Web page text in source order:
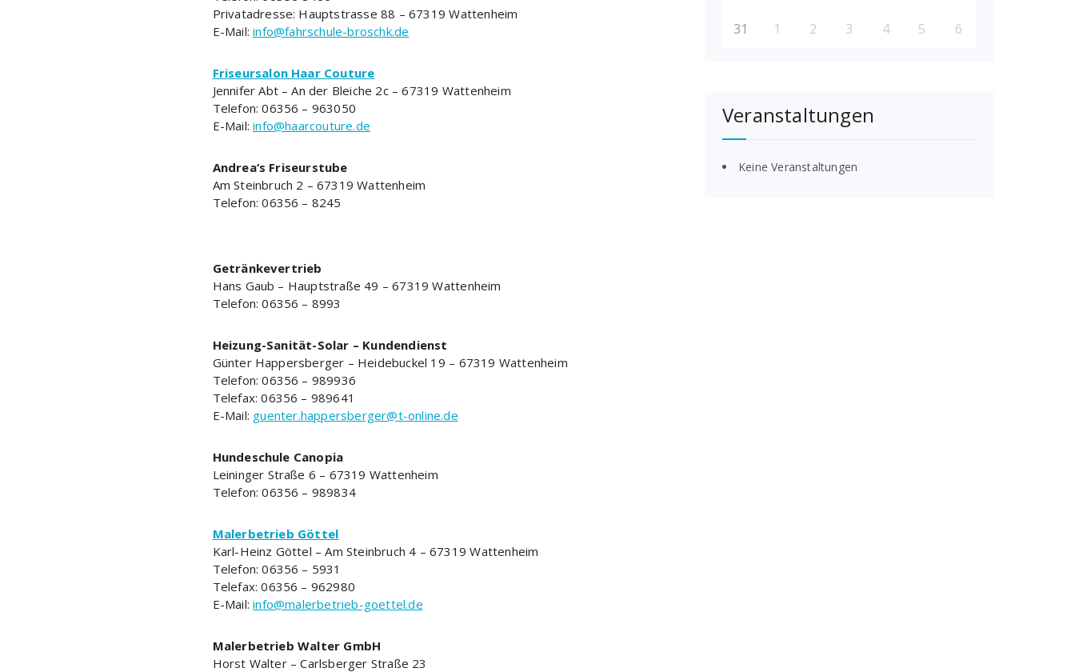
Privatadresse: Hauptstrasse 88 – 67319 Wattenheim
E-Mail:info@fahrschule-broschk.de
Friseursalon Haar Couture
Jennifer Abt – An der Bleiche 2c – 67319 Wattenheim
Telefon: 06356 – 963050
E-Mail:info@haarcouture.de
Andrea‘s Friseurstube
Am Steinbruch 2 – 67319 Wattenheim
Telefon: 06356 – 8245
Getränkevertrieb
Hans Gaub – Hauptstraße 49 – 67319 Wattenheim
Telefon: 06356 – 8993
Heizung-Sanität-Solar – Kundendienst
Günter Happersberger – Heidebuckel 19 – 67319 Wattenheim
Telefon: 06356 – 989936
Telefax: 06356 – 989641
E-Mail: guenter.happersberger@t-online.de
Hundeschule Canopia
Leininger Straße 6 – 67319 Wattenheim
Telefon: 06356 – 989834
Malerbetrieb Göttel
Karl-Heinz Göttel – Am Steinbruch 4 – 67319 Wattenheim
Telefon: 06356 – 5931
Telefax: 06356 – 962980
E-Mail:info@malerbetrieb-goettel.de
Malerbetrieb Walter GmbH
Horst Walter – Carlsberger Straße 23
31 1 2 3 4 5 6
Veranstaltungen
Keine Veranstaltungen